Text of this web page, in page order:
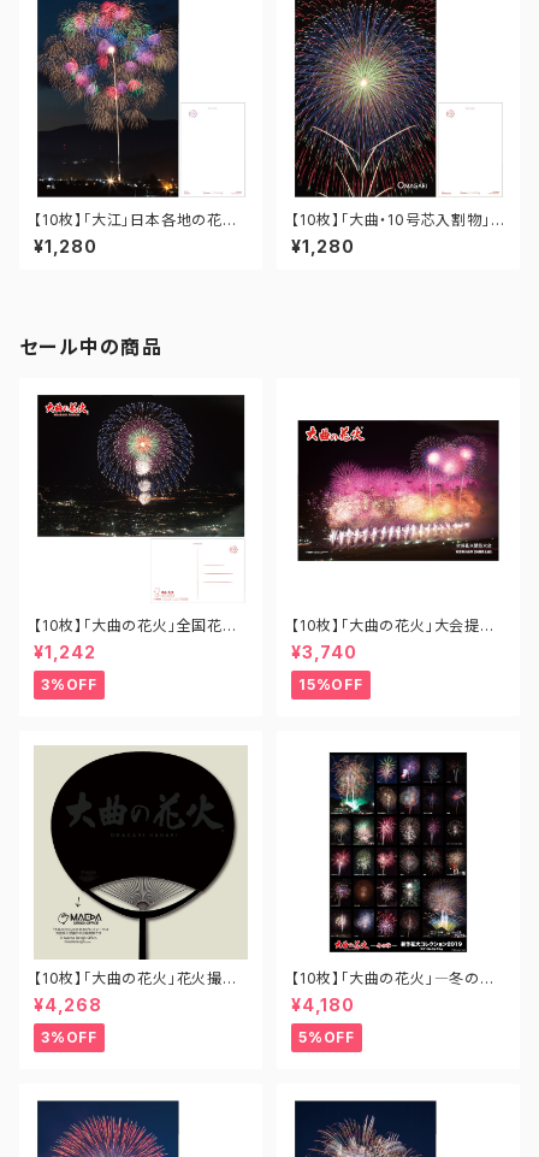
【10枚】「大江」日本各地の花火
¥1,280
【10枚】「大曲・10号芯入割物」
¥1,280
セール中の商品
【10枚】「大曲の花火」全国花火
競技大会ポストカード「十号割
物花火バージョン」 PO-OH-0
02N
¥1,242
3%OFF
【10枚】「大曲の花火」大会提供
花火 あさきゆめみし B1-OH-0
01
¥3,740
15%OFF
【10枚】「大曲の花火」花火撮影
用うちわ UC-OM-001
¥4,268
3%OFF
【10枚】「大曲の花火」―冬の章
― 新作花火コレクション2019
¥4,180
5%OFF